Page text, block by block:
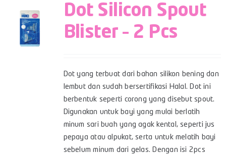
Dot Silicon Spout
Blister – 2 Pcs
Dot yang terbuat dari bahan silikon bening dan
lembut dan sudah bersertifikasi Halal. Dot ini
berbentuk seperti corong yang disebut spout.
Digunakan untuk bayi yang mulai berlatih
minum sari buah yang agak kental, seperti jus
pepaya atau alpukat, serta untuk melatih bayi
sebelum minum dari gelas. Dengan isi 2pcs